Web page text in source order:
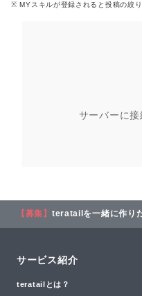
※ MYスキルが登録される と投稿の絞
サーバーに
【募集】 teratailを一緒に作り
サービス紹介
teratailとは？